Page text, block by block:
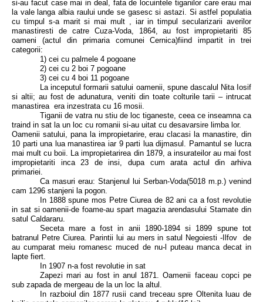
si-au facut case mai in deal, fata de locuintele tiganilor care erau mai
la vale langa albia raului unde se gasesc si astazi. Si astfel populatia
cu timpul s-a marit si mai mult , iar in timpul secularizarii averilor
manastiresti de catre Cuza-Voda, 1864, au fost impropietariti 85
oameni (actul din primaria comunei Cernica)fiind impartit in trei
categorii:
1) cei cu palmele 4 pogoane
2) cei cu 2 boi 7 pogoane
3) cei cu 4 boi 11 pogoane
La inceputul formarii satului oamenii, spune dascalul Nita Iosif
si altii; au fost de adunatura, veniti din toate colturile tarii – intrucat
manastirea era inzestrata cu 16 mosii.
Tiganii de vatra nu stiu de loc tiganeste, ceea ce inseamna ca
traind in sat la un loc cu romanii si-au uitat cu desavarsire limba lor.
Oamenii satului, pana la impropietarire, erau clacasi la manastire, din
10 parti una lua manastirea iar 9 parti lua dijmasul. Pamantul se lucra
mai mult cu boii. La impropietarirea din 1879, a insurateilor au mai fost
impropietariti inca 23 de insi, dupa cum arata actul din arhiva
primariei.
Ca masuri erau: Stanjenul lui Serban-Voda(5018 m.p.) venind
cam 1296 stanjeni la pogon.
In 1888 spune mos Petre Ciurea de 82 ani ca a fost revolutie
in sat si oamenii-de foame-au spart magazia arendasului Stamate din
satul Caldararu.
Seceta mare a fost in anii 1890-1894 si 1899 spune tot
batranul Petre Ciurea. Parintii lui au mers in satul Negoiesti -Ilfov de
au cumparat meiu romanesc muced de nu-l puteau manca decat in
lapte fiert.
In 1907 n-a fost revolutie in sat
Zapezi mari au fost in anul 1871. Oamenii faceau copci pe
sub zapada de mergeau de la un loc la altul.
In razboiul din 1877 rusii cand treceau spre Oltenita luau de